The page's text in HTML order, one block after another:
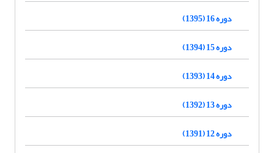
دوره 16 (1395)
دوره 15 (1394)
دوره 14 (1393)
دوره 13 (1392)
دوره 12 (1391)